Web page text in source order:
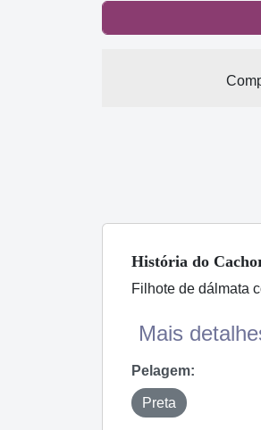
História do
Filhote de dálmata
Mais
Pelagem:
Preta